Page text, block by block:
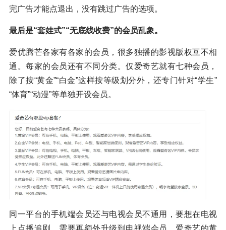
完广告才能点退出，没有跳过广告的选项。
最后是“套娃式”“无底线收费”的会员乱象。
爱优腾芒各家有各家的会员，很多独播的影视版权互不相
通。每家的会员还有不同分类。仅爱奇艺就有七种会员，
除了按“黄金”“白金”这样按等级划分外，还专门针对“学生”
“体育”“动漫”等单独开设会员。
同一平台的手机端会员还与电视会员不通用，要想在电视
上点播追剧，需要再额外升级到电视端会员。爱奇艺的黄